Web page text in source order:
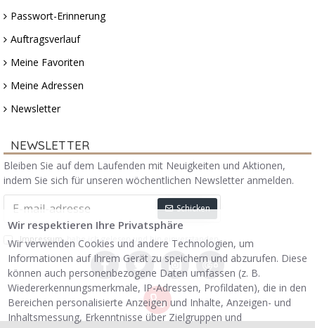
Passwort-Erinnerung
Auftragsverlauf
Meine Favoriten
Meine Adressen
Newsletter
NEWSLETTER
Bleiben Sie auf dem Laufenden mit Neuigkeiten und Aktionen,
indem Sie sich für unseren wöchentlichen Newsletter anmelden.
Schicken
Impressum habe ich gelesen und bin einverstanden.
Wir respektieren Ihre Privatsphäre
Wir verwenden Cookies und andere Technologien, um
Informationen auf Ihrem Gerät zu speichern und abzurufen. Diese
können auch personenbezogene Daten umfassen (z. B.
Wiedererkennungsmerkmale, IP-Adressen, Profildaten), die in den
Bereichen personalisierte Anzeigen und Inhalte, Anzeigen- und
Inhaltsmessung, Erkenntnisse über Zielgruppen und